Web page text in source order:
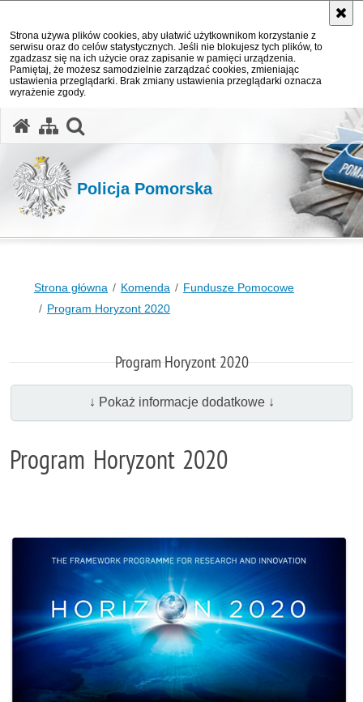
Strona używa plików cookies, aby ułatwić użytkownikom korzystanie z
serwisu oraz do celów statystycznych. Jeśli nie blokujesz tych plików, to
zgadzasz się na ich użycie oraz zapisanie w pamięci urządzenia.
Pamiętaj, że możesz samodzielnie zarządzać cookies, zmieniając
ustawienia przeglądarki. Brak zmiany ustawienia przeglądarki oznacza
wyrażenie zgody.
Policja Pomorska
Strona główna Komenda
Fundusze Pomocowe
Program Horyzont 2020
Program Horyzont 2020
↓ Pokaż informacje dodatkowe ↓
Program Horyzont 2020